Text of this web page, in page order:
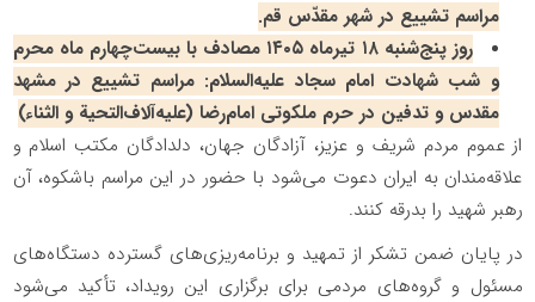
مراسم تشییع در شهر مقدّس قم.
روز پنج‌شنبه ۱۸ تیرماه ۱۴۰۵ مصادف با بیست‌چهارم ماه محرم
و شب شهادت امام سجاد علیه‌السلام: مراسم تشییع در مشهد
مقدس و تدفین در حرم ملکوتی امام‌رضا (علیه‌آلاف‌التحیة و الثناء)
از عموم مردم شریف و عزیز، آزادگان جهان، دلدادگان مکتب اسلام و
علاقه‌مندان به‌ ایران دعوت می‌شود با حضور در این مراسم باشکوه، آن
رهبر شهید را بدرقه کنند.
در پایان ضمن تشکر از تمهید و برنامه‌ریزی‌های گسترده‌‌ دستگاه‌های
مسئول و گروه‌های مردمی برای برگزاری این رویداد، تأکید می‌شود